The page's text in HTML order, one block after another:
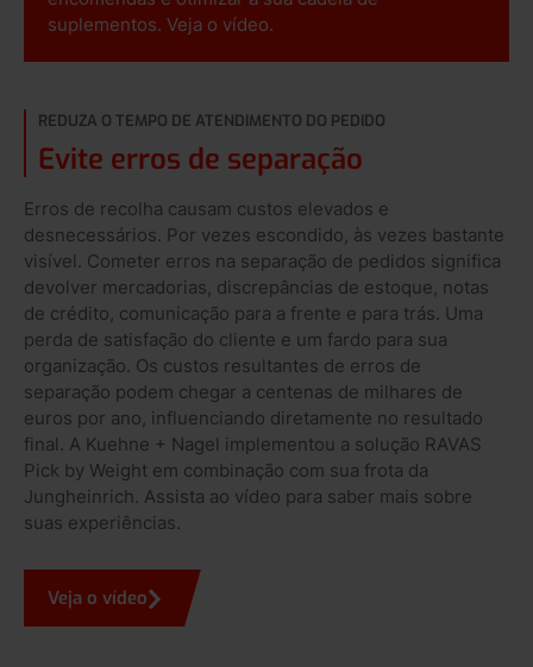
suplementos. Veja o vídeo.
REDUZA O TEMPO DE ATENDIMENTO DO PEDIDO
Evite erros de separação
Erros de recolha causam custos elevados e
desnecessários. Por vezes escondido, às vezes bastante
visível. Cometer erros na separação de pedidos significa
devolver mercadorias, discrepâncias de estoque, notas
de crédito, comunicação para a frente e para trás. Uma
perda de satisfação do cliente e um fardo para sua
organização. Os custos resultantes de erros de
separação podem chegar a centenas de milhares de
euros por ano, influenciando diretamente no resultado
final. A Kuehne + Nagel implementou a solução RAVAS
Pick by Weight em combinação com sua frota da
Jungheinrich. Assista ao vídeo para saber mais sobre
suas experiências.
Veja o vídeo